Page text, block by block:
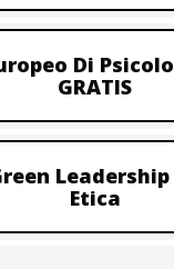
Di
GRATIS
Etica